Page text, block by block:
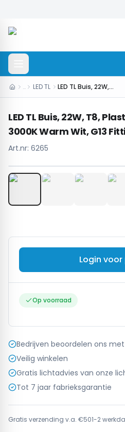
… LED TL LED TL Buis, 22W, T8, Plastic, 150cm, 3000K Warm Wit, G13 Fitting
LED TL Buis, 22W, T8,
3000K Warm Wit, G13
Art.nr: 6265
Login voor
Op voorraad
Bedrijven beoordelen ons
Veilig winkelen
Gratis lichtadvies van onze
Tot 7 jaar fabrieksgarantie
Gratis verzending v.a. €501-2